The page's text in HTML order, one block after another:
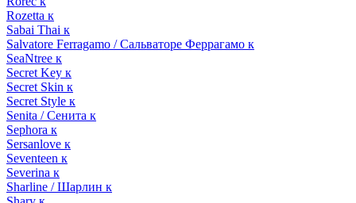
Rozetta к
Sabai Thai к
Salvatore Ferragamo / Сальваторе Феррагамо к
SeaNtree к
Secret Key к
Secret Skin к
Secret Style к
Senita / Сенита к
Sephora к
Sersanlove к
Seventeen к
Severina к
Sharline / Шарлин к